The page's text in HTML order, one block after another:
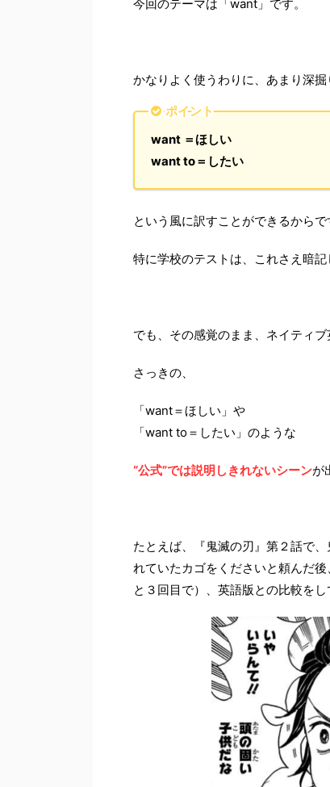
今回のテーマは「want」です。
かなりよく使うわりに、あまり深
ポイント
want ＝ほしい
want to＝したい
という風に訳すことができるからで
特に学校のテストは、これさえ暗記
でも、その感覚のまま、ネイティ
さっきの、
「want＝ほしい」や
「want to＝したい」のような
“公式”では説明しきれないシーンが
たとえば、『鬼滅の刃』第２話で
れていたカゴをくださいと頼んだ
と３回目で）、英語版との比較をし